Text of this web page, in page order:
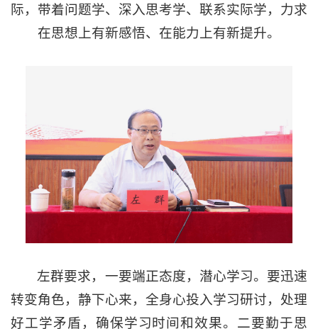
际，带着问题学、深入思考学、联系实际学，力求
在思想上有新感悟、在能力上有新提升。
左群要求，一要端正态度，潜心学习。要迅速
转变角色，静下心来，全身心投入学习研讨，处理
好工学矛盾，确保学习时间和效果。二要勤于思